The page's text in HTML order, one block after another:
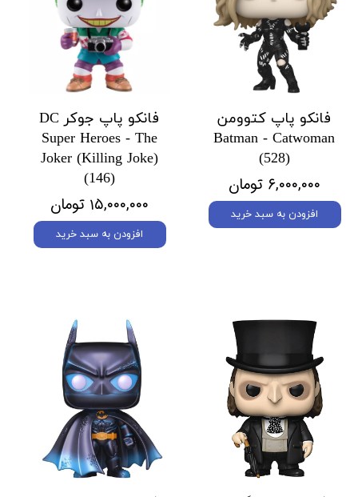
فانکو پاپ کتوومن
Batman - Catwoman
(528)
۶,۰۰۰,۰۰۰ تومان
افزودن به سبد خرید
فانکو پاپ جوکر DC
Super Heroes - The
Joker (Killing Joke)
(146)
۱۵,۰۰۰,۰۰۰ تومان
افزودن به سبد خرید